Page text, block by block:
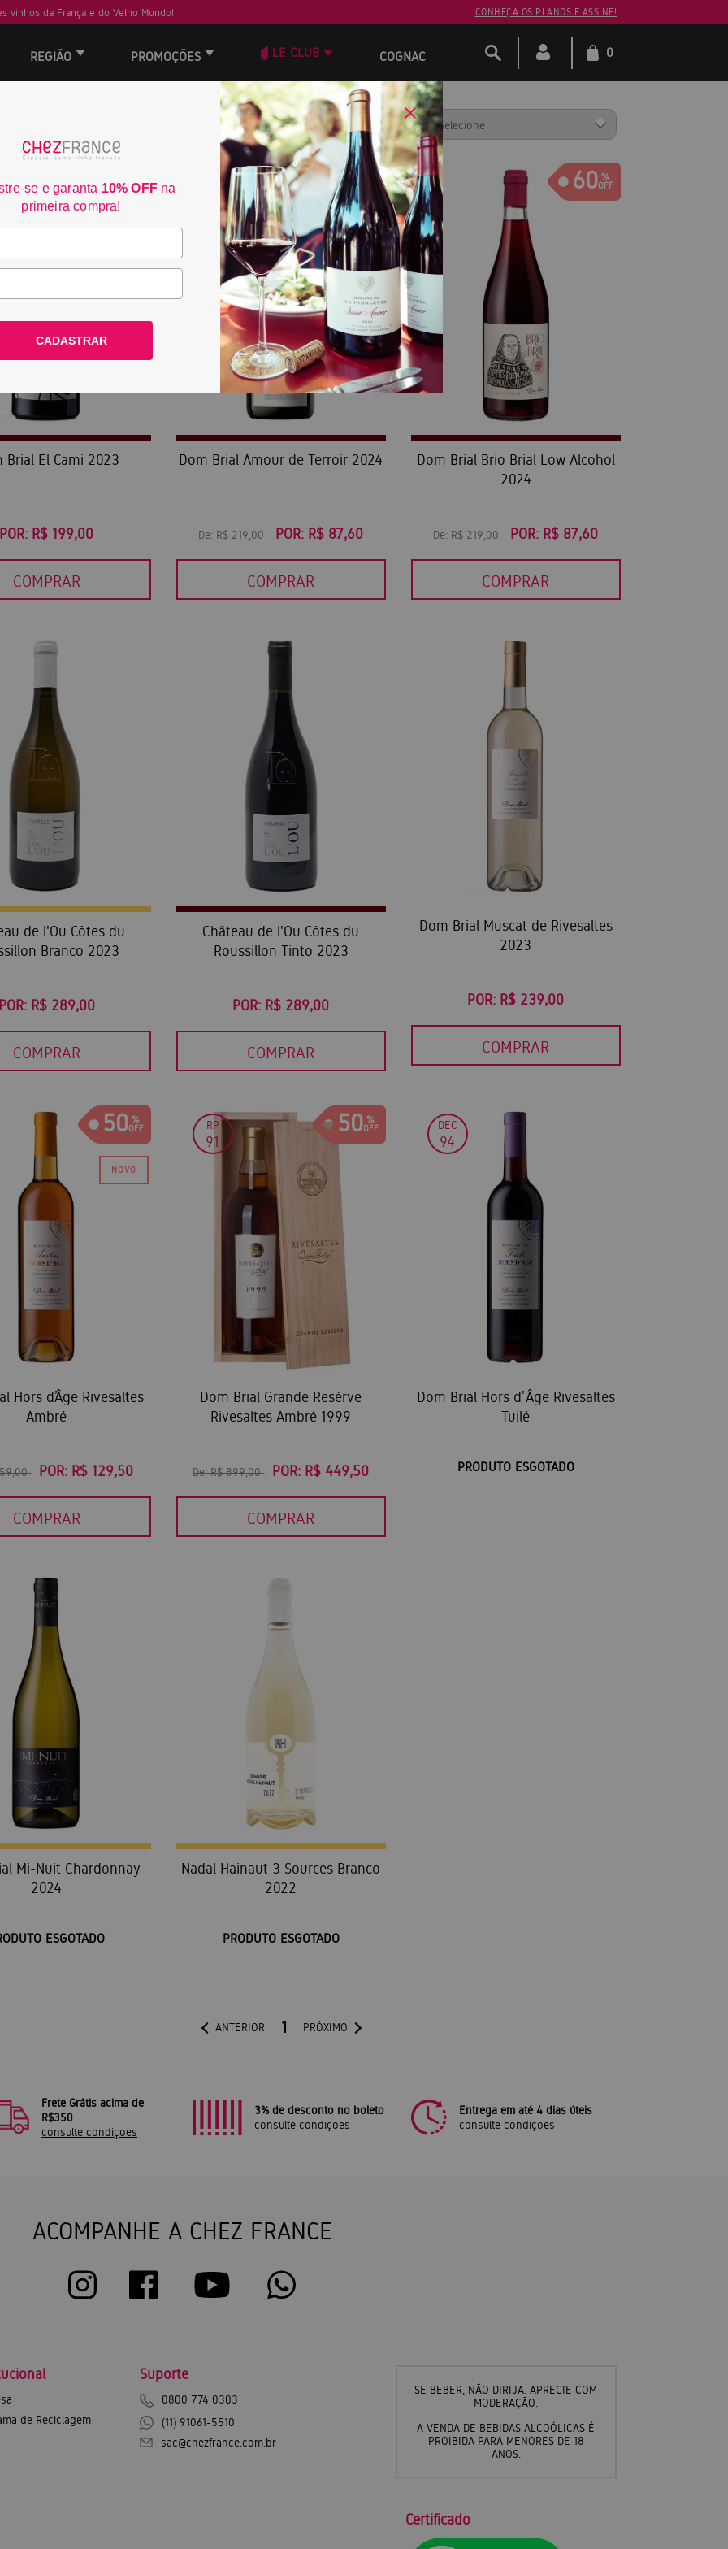
vinhos da França e do Velho Mundo! CONHEÇA OS PLANOS E ASSINE!
REGIÃO PROMOÇÕES LE CLUB COGNAC 0
ORDENAR POR:
Brial El Cami 2023
POR: R$ 199,00
COMPRAR
60
Dom Brial Amour de Terroir 2024
De:R$ 219,00 POR: R$ 87,60
COMPRAR
60
Dom Brial Brio Brial Low Alcohol
2024
De:R$ 219,00 POR: R$ 87,60
COMPRAR
de l'Ou Côtes du
Branco 2023
POR: R$ 289,00
COMPRAR
Château de l'Ou Côtes du
Roussillon Tinto 2023
POR: R$ 289,00
COMPRAR
Dom Brial Muscat de Rivesaltes
2023
POR: R$ 239,00
COMPRAR
50
Hors d’Âge Rivesaltes
Ambré
POR: R$ 129,50
COMPRAR
50
RP
91
Dom Brial Grande Resérve
Rivesaltes Ambré 1999
De:R$ 899,00 POR: R$ 449,50
COMPRAR
DEC
94
Dom Brial Hors d’ Âge Rivesaltes
Tuilé
PRODUTO ESGOTADO
Mi-Nuit Chardonnay
2024
ESGOTADO
Nadal Hainaut 3 Sources Branco
2022
PRODUTO ESGOTADO
ANTERIOR 1 PRÓXIMO
Frete Grátis acima de
R$350
consulte condiçoes
3% de desconto no boleto
consulte condiçoes
Entrega em até 4 dias úteis
consulte condiçoes
ACOMPANHE A CHEZ FRANCE
de Reciclagem
Suporte
0800 774 0303
(11) 91061-5510
sac@chezfrance.com.br
SE BEBER, NÃO DIRIJA. APRECIE COM
MODERAÇÃO.
A VENDA DE BEBIDAS ALCOÓLICAS É
PROIBIDA PARA MENORES DE 18
ANOS.
Certificado
se e garanta 10% OFF na
primeira compra!
CADASTRAR